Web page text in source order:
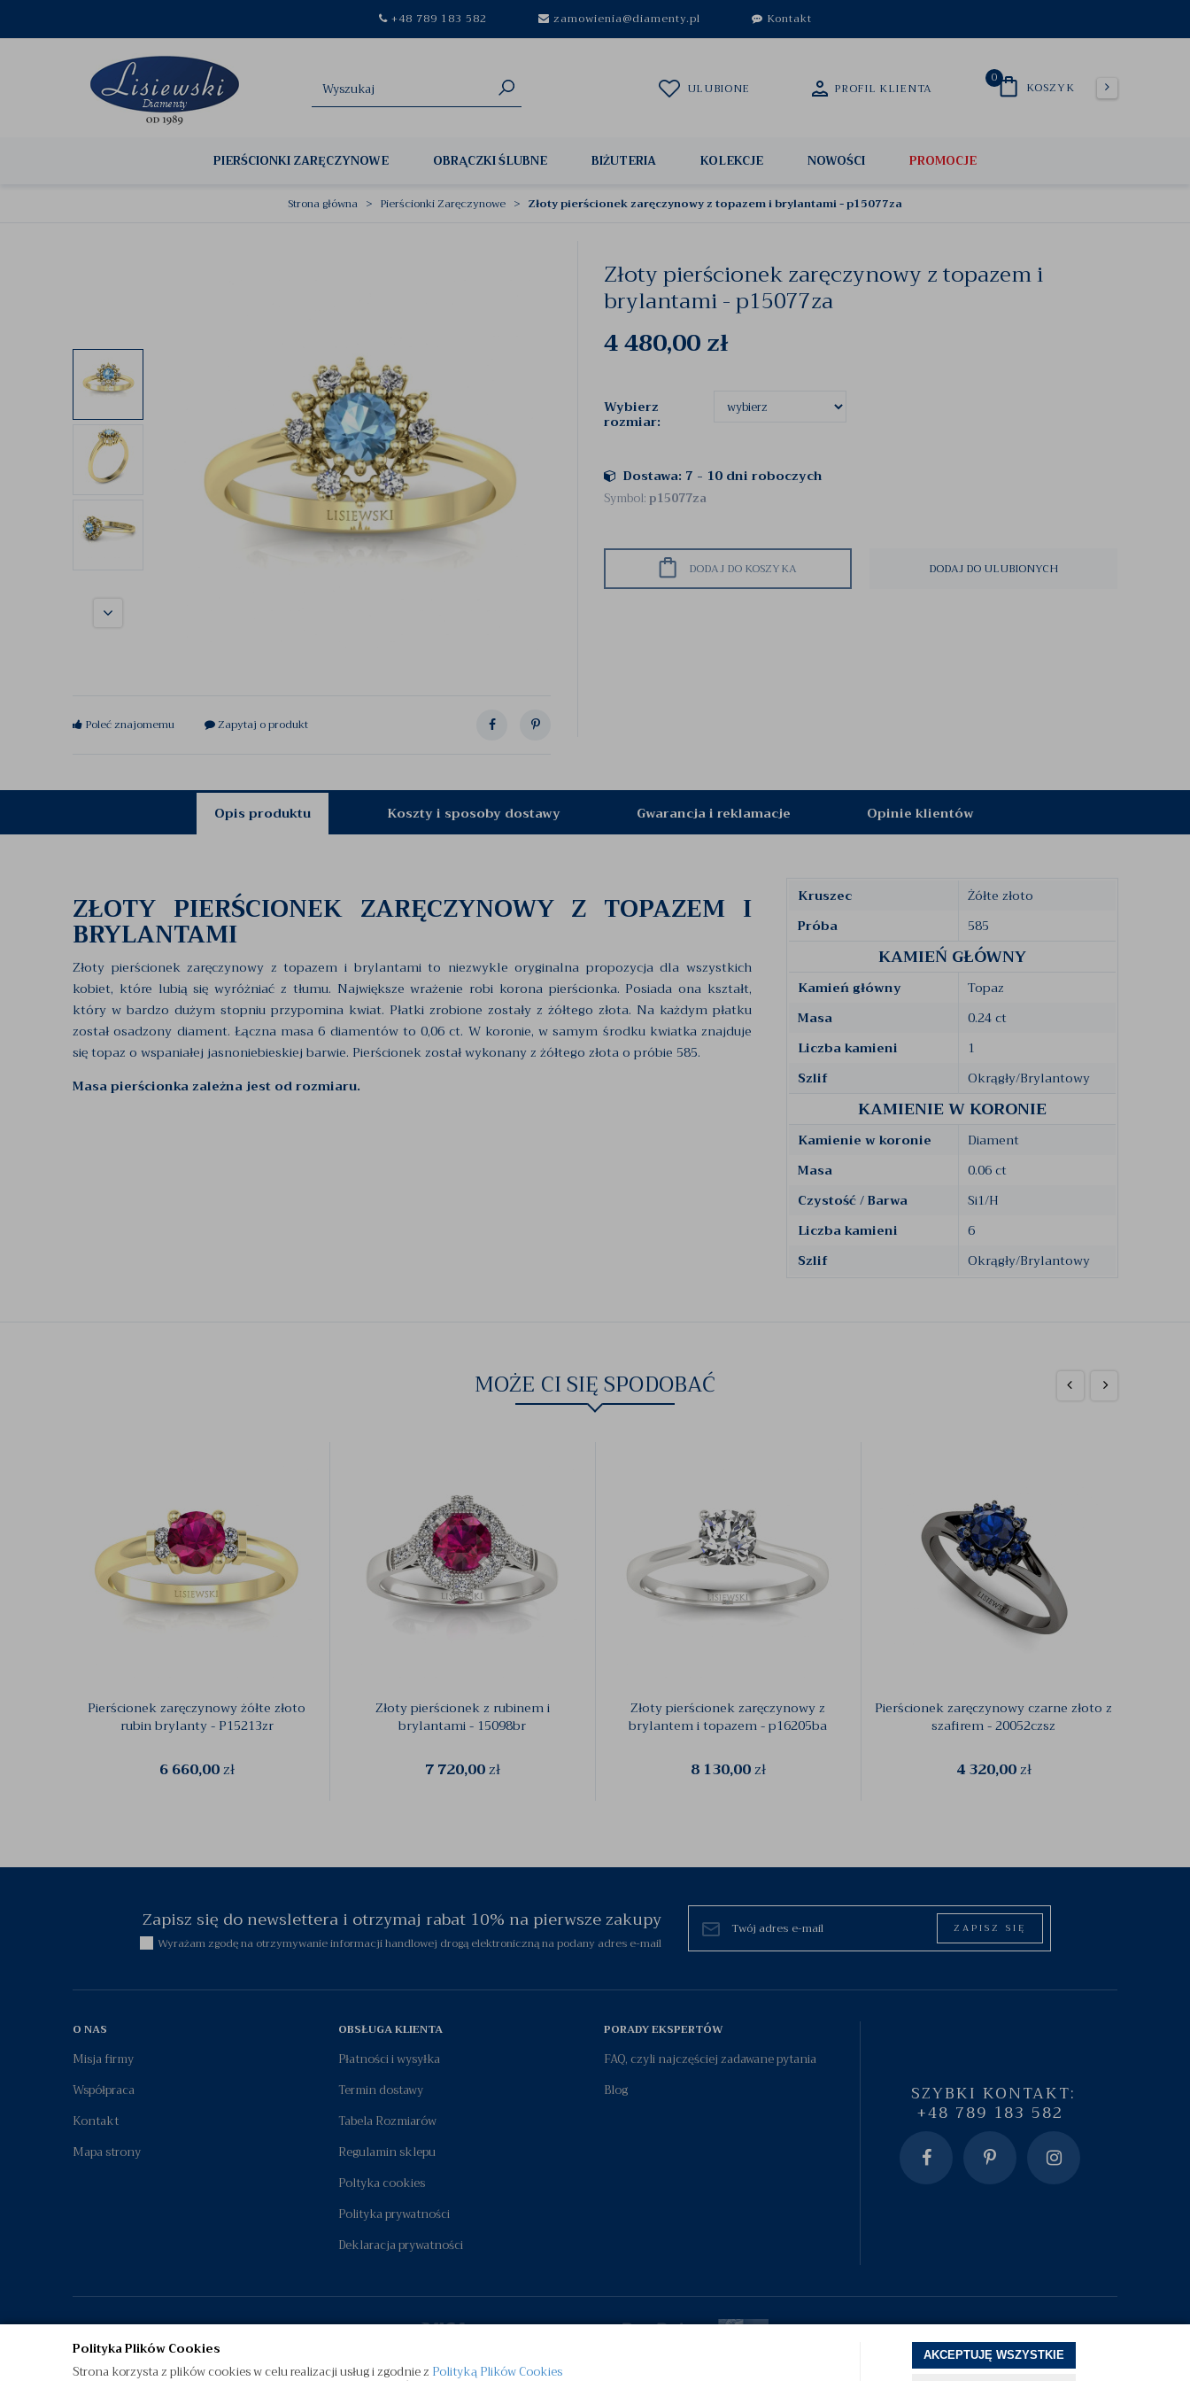
Polityka Plików Cookies
Strona korzysta z plików cookies w celu realizacji usług i zgodnie z Polityką Plików Cookies
AKCEPTUJĘ WSZYSTKIE
+48 789 183 582 zamowienia@diamenty.pl Kontakt
0
KOSZYK
ULUBIONE PROFIL KLIENTA
PIERŚCIONKI ZARĘCZYNOWE OBRĄCZKI ŚLUBNE BIŻUTERIA KOLEKCJE NOWOŚCI PROMOCJE
Strona główna Pierścionki Zaręczynowe Złoty pierścionek zaręczynowy z topazem i brylantami - p15077za
Poleć znajomemu Zapytaj o produkt
Złoty pierścionek zaręczynowy z topazem i
brylantami - p15077za
4 480,00zł
Wybierz
rozmiar:
Dostawa: 7 - 10 dni roboczych
Symbol:p15077za
DODAJ DO KOSZYKA DODAJ DO ULUBIONYCH
Opis produktu Koszty i sposoby dostawy Gwarancja i reklamacje Opinie klientów
ZŁOTY PIERŚCIONEK ZARĘCZYNOWY Z TOPAZEM I
BRYLANTAMI
Złoty pierścionek zaręczynowy z topazem i brylantami to niezwykle oryginalna propozycja dla wszystkich
kobiet, które lubią się wyróżniać z tłumu. Największe wrażenie robi korona pierścionka. Posiada ona kształt,
który w bardzo dużym stopniu przypomina kwiat. Płatki zrobione zostały z żółtego złota. Na każdym płatku
został osadzony diament. Łączna masa 6 diamentów to 0,06 ct. W koronie, w samym środku kwiatka znajduje
się topaz o wspaniałej jasnoniebieskiej barwie. Pierścionek został wykonany z żółtego złota o próbie 585.
Masa pierścionka zależna jest od rozmiaru.
Kruszec
Żółte złoto
Próba
585
KAMIEŃ GŁÓWNY
Kamień główny
Topaz
Masa
0.24 ct
Liczba kamieni
1
Szlif
Okrągły/Brylantowy
KAMIENIE W KORONIE
Kamienie w koronie
Diament
Masa
0.06 ct
Czystość / Barwa
Si1/H
Liczba kamieni
6
Szlif
Okrągły/Brylantowy
MOŻE CI SIĘ SPODOBAĆ
Pierścionek zaręczynowy żółte złoto
rubin brylanty - P15213zr
6 660,00zł
Złoty pierścionek z rubinem i
brylantami - 15098br
7 720,00zł
Złoty pierścionek zaręczynowy z
brylantem i topazem - p16205ba
8 130,00zł
Pierścionek zaręczynowy czarne złoto z
szafirem - 20052czsz
4 320,00zł
Zapisz się do newslettera i otrzymaj rabat 10% na pierwsze zakupy
Wyrażam zgodę na otrzymywanie informacji handlowej drogą elektroniczną na podany adres e-mail
ZAPISZ SIĘ
O NAS
Misja firmy
Współpraca
Kontakt
Mapa strony
OBSŁUGA KLIENTA
Płatności i wysyłka
Termin dostawy
Tabela Rozmiarów
Regulamin sklepu
Poltyka cookies
Polityka prywatności
Deklaracja prywatności
PORADY EKSPERTÓW
FAQ, czyli najczęściej zadawane pytania
Blog
SZYBKI KONTAKT:
+48 789 183 582